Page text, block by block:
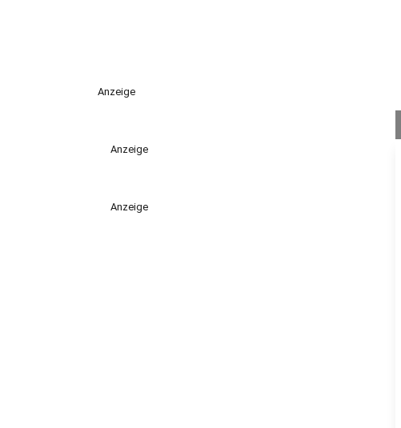
Anzeige
Anzeige
Anzeige